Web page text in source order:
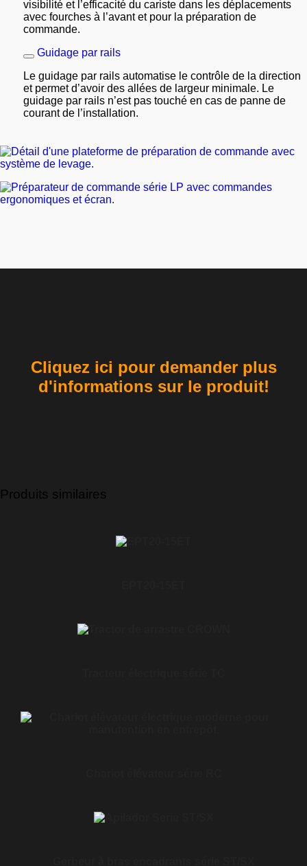
visibilité et l’efficacité du cariste dans les déplacements
avec fourches à l’avant et pour la préparation de
commande.
Guidage par rails
Le guidage par rails automatise le contrôle de la direction
et permet d’avoir des allées de largeur minimale. Le
guidage par rails n’est pas touché en cas de panne de
courant de l’installation.
Cliquez ici pour demander plus
d'informations sur le produit!
Produits similaires